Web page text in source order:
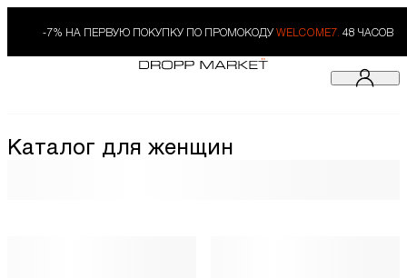
-7% НА ПЕРВУЮ ПОКУПКУ ПО ПРОМОКОДУ WELCOME7. 48 ЧАСОВ
Каталог для женщин